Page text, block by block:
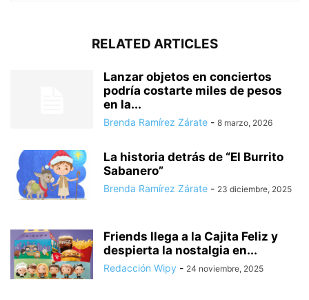
RELATED ARTICLES
Lanzar objetos en conciertos
podría costarte miles de pesos
en la...
Brenda Ramírez Zárate - 8 marzo, 2026
La historia detrás de “El Burrito
Sabanero”
Brenda Ramírez Zárate - 23 diciembre, 2025
Friends llega a la Cajita Feliz y
despierta la nostalgia en...
Redacción Wipy - 24 noviembre, 2025